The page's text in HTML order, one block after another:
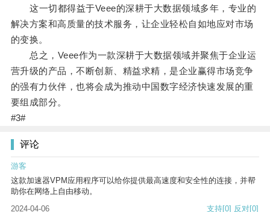
这一切都得益于Veee的深耕于大数据领域多年，专业的
解决方案和高质量的技术服务，让企业轻松自如地应对市场
的变换。
总之，Veee作为一款深耕于大数据领域并聚焦于企业运
营升级的产品，不断创新、精益求精，是企业赢得市场竞争
的强有力伙伴，也将会成为推动中国数字经济快速发展的重
要组成部分。
#3#
评论
游客
这款加速器VPM应用程序可以给你提供最高速度和安全性的连接，并帮
助你在网络上自由移动。
2024-04-06
支持[0] 反对[0]